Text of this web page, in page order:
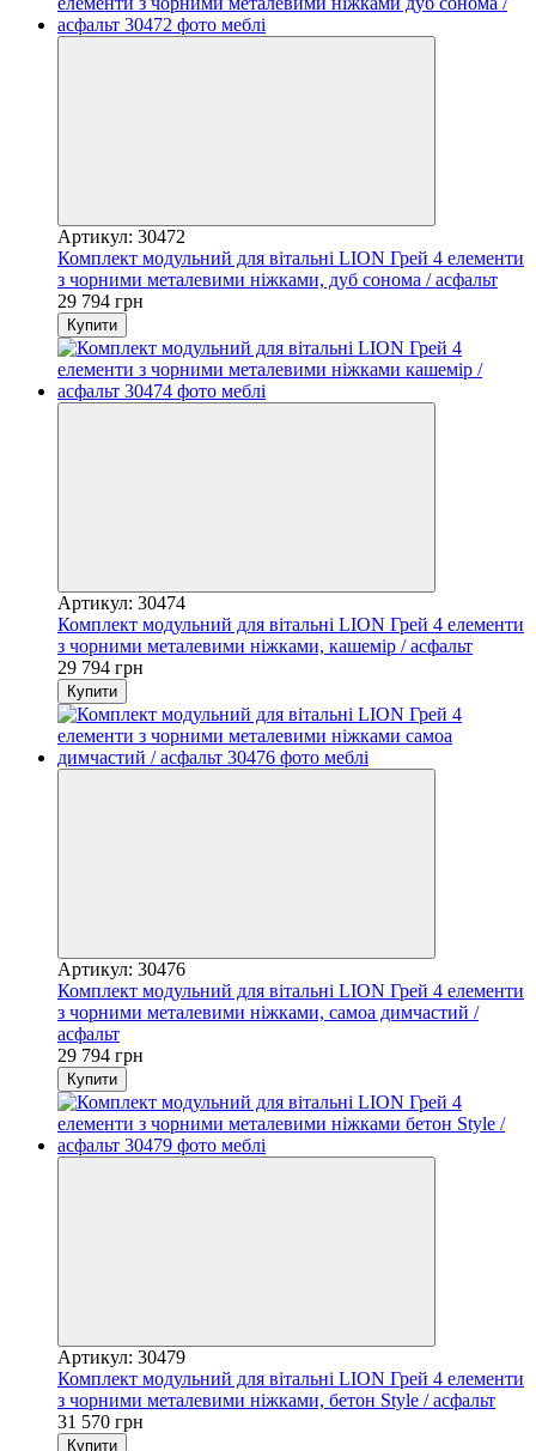
Артикул: 30472
Комплект модульний для вітальні LION Грей 4 елементи
з чорними металевими ніжками, дуб сонома / асфальт
29 794 грн
Купити
Артикул: 30474
Комплект модульний для вітальні LION Грей 4 елементи
з чорними металевими ніжками, кашемір / асфальт
29 794 грн
Купити
Артикул: 30476
Комплект модульний для вітальні LION Грей 4 елементи
з чорними металевими ніжками, самоа димчастий /
асфальт
29 794 грн
Купити
Артикул: 30479
Комплект модульний для вітальні LION Грей 4 елементи
з чорними металевими ніжками, бетон Style / асфальт
31 570 грн
Купити